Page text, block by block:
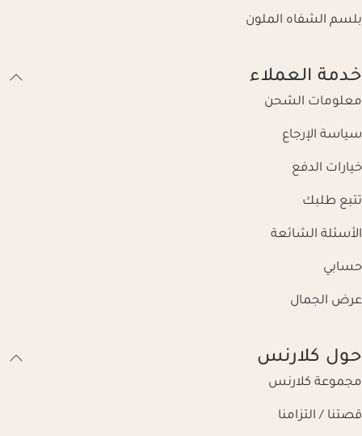
بلسم الشفاه الملون
خدمة العملاء
معلومات الشحن
سياسة الإرجاع
خيارات الدفع
تتبع طلبك
الأسئلة الشائعة
حسابي
عرض الجمال
حول كلارنس
مجموعة كلارنس
قصتنا / التزامنا